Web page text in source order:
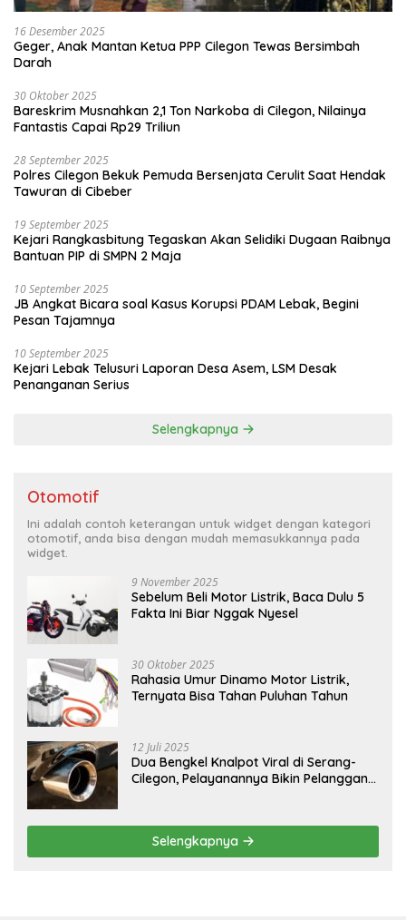
16 Desember 2025
Geger, Anak Mantan Ketua PPP Cilegon Tewas Bersimbah
Darah
30 Oktober 2025
Bareskrim Musnahkan 2,1 Ton Narkoba di Cilegon, Nilainya
Fantastis Capai Rp29 Triliun
28 September 2025
Polres Cilegon Bekuk Pemuda Bersenjata Cerulit Saat Hendak
Tawuran di Cibeber
19 September 2025
Kejari Rangkasbitung Tegaskan Akan Selidiki Dugaan Raibnya
Bantuan PIP di SMPN 2 Maja
10 September 2025
JB Angkat Bicara soal Kasus Korupsi PDAM Lebak, Begini
Pesan Tajamnya
10 September 2025
Kejari Lebak Telusuri Laporan Desa Asem, LSM Desak
Penanganan Serius
Selengkapnya
Otomotif
Ini adalah contoh keterangan untuk widget dengan kategori
otomotif, anda bisa dengan mudah memasukkannya pada
widget.
9 November 2025
Sebelum Beli Motor Listrik, Baca Dulu 5
Fakta Ini Biar Nggak Nyesel
30 Oktober 2025
Rahasia Umur Dinamo Motor Listrik,
Ternyata Bisa Tahan Puluhan Tahun
12 Juli 2025
Dua Bengkel Knalpot Viral di Serang-
Cilegon, Pelayanannya Bikin Pelanggan
Selengkapnya